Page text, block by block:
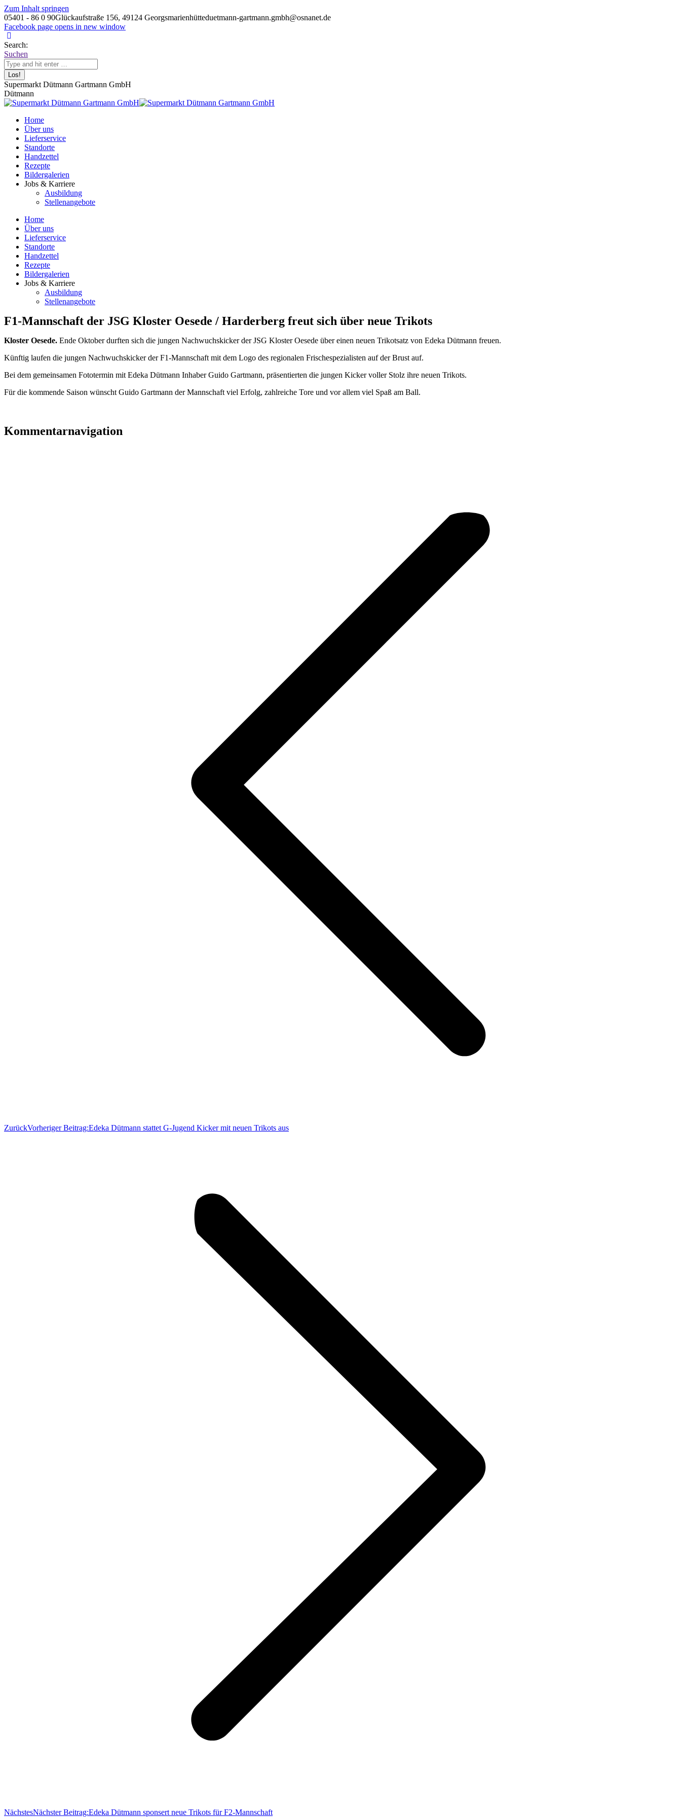
Zum Inhalt springen
05401 - 86 0 90Glückaufstraße 156, 49124 Georgsmarienhütteduetmann-gartmann.gmbh@osnanet.de
Facebook page opens in new window
Search:
Suchen
Supermarkt Dütmann Gartmann GmbH
Dütmann
Home
Über uns
Lieferservice
Standorte
Handzettel
Rezepte
Bildergalerien
Jobs & Karriere
Ausbildung
Stellenangebote
Home
Über uns
Lieferservice
Standorte
Handzettel
Rezepte
Bildergalerien
Jobs & Karriere
Ausbildung
Stellenangebote
F1-Mannschaft der JSG Kloster Oesede / Harderberg freut sich über neue Trikots
Kloster Oesede. Ende Oktober durften sich die jungen Nachwuchskicker der JSG Kloster Oesede über einen neuen Trikotsatz von Edeka Dütmann freuen.
Künftig laufen die jungen Nachwuchskicker der F1-Mannschaft mit dem Logo des regionalen Frischespezialisten auf der Brust auf.
Bei dem gemeinsamen Fototermin mit Edeka Dütmann Inhaber Guido Gartmann, präsentierten die jungen Kicker voller Stolz ihre neuen Trikots.
Für die kommende Saison wünscht Guido Gartmann der Mannschaft viel Erfolg, zahlreiche Tore und vor allem viel Spaß am Ball.
Kommentarnavigation
ZurückVorheriger Beitrag:Edeka Dütmann stattet G-Jugend Kicker mit neuen Trikots aus
NächstesNächster Beitrag:Edeka Dütmann sponsert neue Trikots für F2-Mannschaft